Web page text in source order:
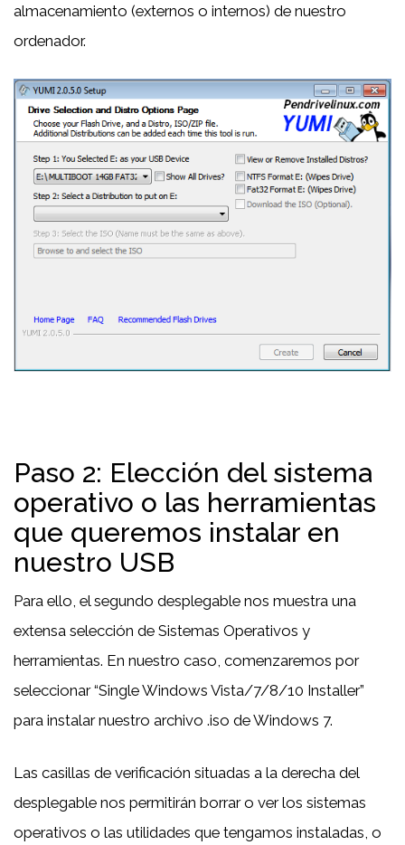
almacenamiento (externos o internos) de nuestro
ordenador.
Paso 2: Elección del sistema
operativo o las herramientas
que queremos instalar en
nuestro USB
Para ello, el segundo desplegable nos muestra una
extensa selección de Sistemas Operativos y
herramientas. En nuestro caso, comenzaremos por
seleccionar “Single Windows Vista/7/8/10 Installer”
para instalar nuestro archivo .iso de Windows 7.
Las casillas de verificación situadas a la derecha del
desplegable nos permitirán borrar o ver los sistemas
operativos o las utilidades que tengamos instaladas, o